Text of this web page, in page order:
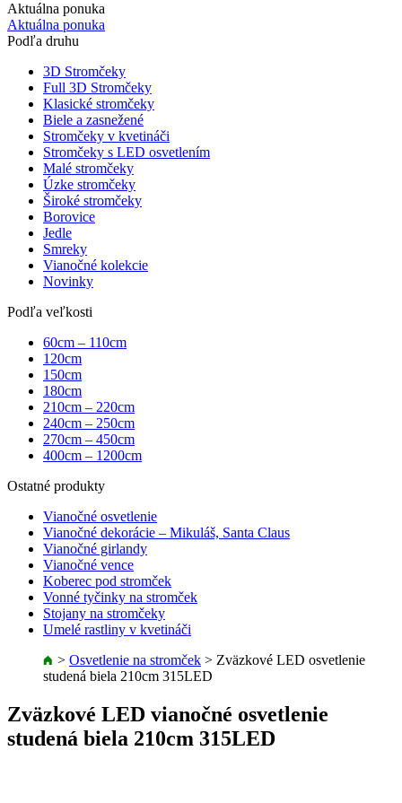
Aktuálna ponuka
Aktuálna ponuka
Podľa druhu
3D Stromčeky
Full 3D Stromčeky
Klasické stromčeky
Biele a zasnežené
Stromčeky v kvetináči
Stromčeky s LED osvetlením
Malé stromčeky
Úzke stromčeky
Široké stromčeky
Borovice
Jedle
Smreky
Vianočné kolekcie
Novinky
Podľa veľkosti
60cm – 110cm
120cm
150cm
180cm
210cm – 220cm
240cm – 250cm
270cm – 450cm
400cm – 1200cm
Ostatné produkty
Vianočné osvetlenie
Vianočné dekorácie – Mikuláš, Santa Claus
Vianočné girlandy
Vianočné vence
Koberec pod stromček
Vonné tyčinky na stromček
Stojany na stromčeky
Umelé rastliny v kvetináči
> Osvetlenie na stromček > Zväzkové LED osvetlenie
studená biela 210cm 315LED
Zväzkové LED vianočné osvetlenie
studená biela 210cm 315LED